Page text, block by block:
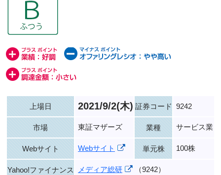
上場日 2021/9/2(木) 証券コード 9242
市場 東証マザーズ 業種 サービス業
Webサイト Webサイト 単元株 100株
Yahoo!ファイナンス メディア総研 （9242）